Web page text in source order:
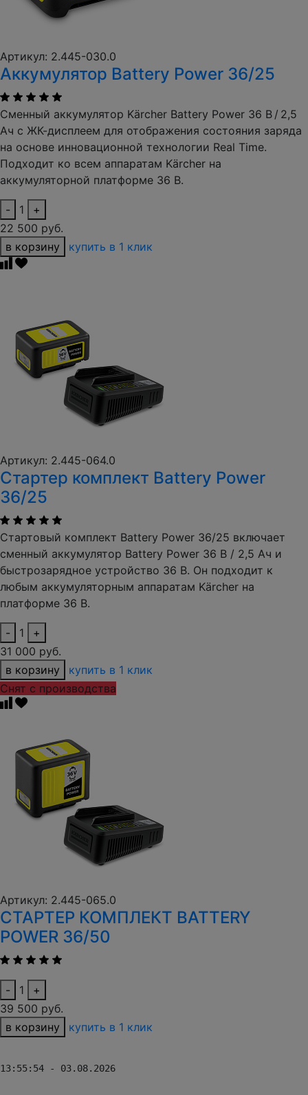
Артикул: 2.445-030.0
Аккумулятор Battery Power 36/25
Сменный аккумулятор Kärcher Battery Power 36 В / 2,5
Ач с ЖК-дисплеем для отображения состояния заряда
на основе инновационной технологии Real Time.
Подходит ко всем аппаратам Kärcher на
аккумуляторной платформе 36 В.
- 1
+
22 500 руб.
в корзину
купить в 1 клик
Артикул: 2.445-064.0
Стартер комплект Battery Power
36/25
Стартовый комплект Battery Power 36/25 включает
сменный аккумулятор Battery Power 36 В / 2,5 Ач и
быстрозарядное устройство 36 В. Он подходит к
любым аккумуляторным аппаратам Kärcher на
платформе 36 В.
- 1
+
31 000 руб.
в корзину
купить в 1 клик
Снят с производства
Артикул: 2.445-065.0
СТАРТЕР КОМПЛЕКТ BATTERY
POWER 36/50
- 1
+
39 500 руб.
в корзину
купить в 1 клик
13:55:54 - 03.08.2026